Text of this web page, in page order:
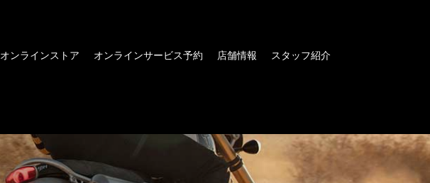
オンラインストア オンラインサービス予約 店舗情報
スタッフ紹介